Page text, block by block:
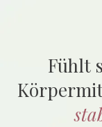
Fühlt